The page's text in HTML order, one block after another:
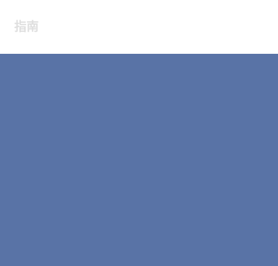
指南